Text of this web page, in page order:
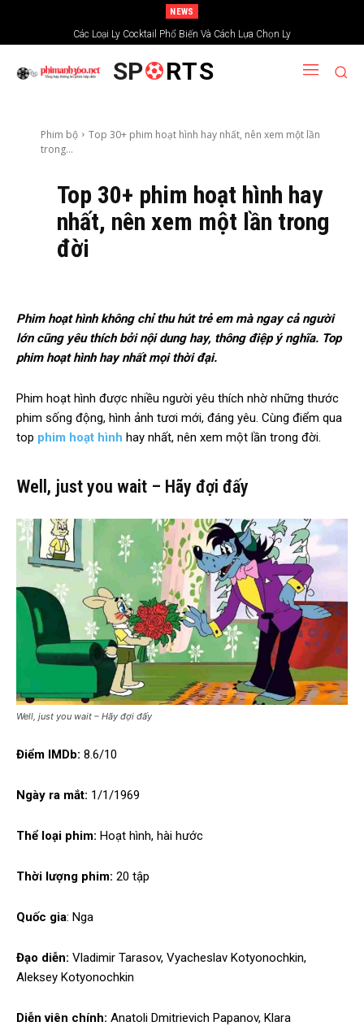
NEWS
Các Loại Ly Cocktail Phổ Biến Và Cách Lựa Chọn Ly
Xem phim trải nghiệm tại kênh truyền hình chiếu phim Ấn Độ
SP RTS
Phim bộ
Top 30+ phim hoạt hình hay nhất, nên xem một lần
trong...
Top 30+ phim hoạt hình hay
nhất, nên xem một lần trong
đời
Phim hoạt hình không chỉ thu hút trẻ em mà ngay cả người
lớn cũng yêu thích bởi nội dung hay, thông điệp ý nghĩa. Top
phim hoạt hình hay nhất mọi thời đại.
Phim hoạt hình được nhiều người yêu thích nhờ những thước
phim sống động, hình ảnh tươi mới, đáng yêu. Cùng điểm qua
top phim hoạt hình hay nhất, nên xem một lần trong đời.
Well, just you wait – Hãy đợi đấy
Well, just you wait – Hãy đợi đấy
Điểm IMDb: 8.6/10
Ngày ra mắt: 1/1/1969
Thể loại phim: Hoạt hình, hài hước
Thời lượng phim: 20 tập
Quốc gia: Nga
Đạo diễn: Vladimir Tarasov, Vyacheslav Kotyonochkin,
Aleksey Kotyonochkin
Diễn viên chính: Anatoli Dmitrievich Papanov, Klara